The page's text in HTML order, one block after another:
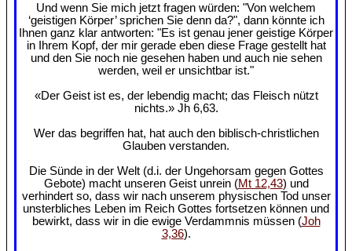
Und wenn Sie mich jetzt fragen würden: "Von welchem
‘geistigen Körper’ sprichen Sie denn da?", dann könnte ich
Ihnen ganz klar antworten: "Es ist genau jener geistige Körper
in Ihrem Kopf, der mir gerade eben diese Frage gestellt hat
und den Sie noch nie gesehen haben und auch nie sehen
werden, weil er unsichtbar ist."
«Der Geist ist es, der lebendig macht; das Fleisch nützt
nichts.» Jh 6,63.
Wer das begriffen hat, hat auch den biblisch-christlichen
Glauben verstanden.
Die Sünde in der Welt (d.i. der Ungehorsam gegen Gottes
Gebote) macht unseren Geist unrein (Mt 12,43) und
verhindert so, dass wir nach unserem physischen Tod unser
unsterbliches Leben im Reich Gottes fortsetzen können und
bewirkt, dass wir in die ewige Verdammnis müssen (Joh
3,36).